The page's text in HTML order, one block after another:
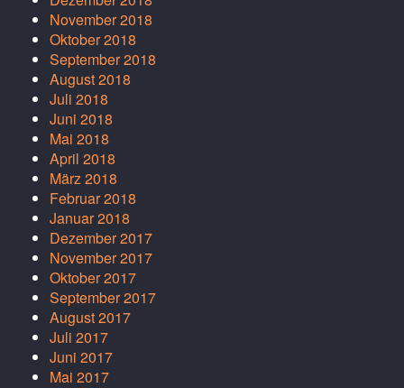
November 2018
Oktober 2018
September 2018
August 2018
Juli 2018
Juni 2018
Mai 2018
April 2018
März 2018
Februar 2018
Januar 2018
Dezember 2017
November 2017
Oktober 2017
September 2017
August 2017
Juli 2017
Juni 2017
Mai 2017